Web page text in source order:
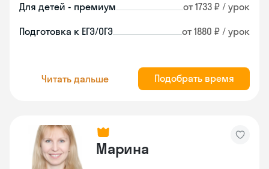
Для детей - премиум от 1733 ₽ / урок
Подготовка к ЕГЭ/ОГЭ от 1880 ₽ / урок
Читать дальше Подобрать время
Марина